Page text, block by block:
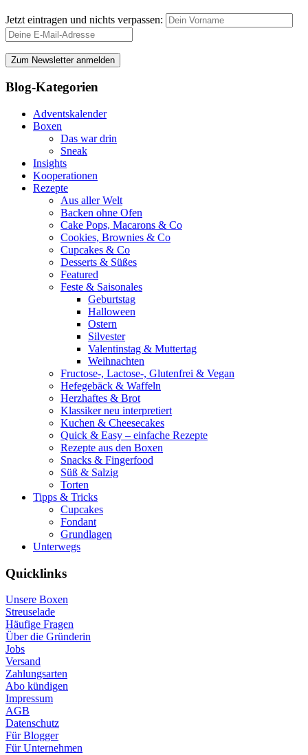
Jetzt eintragen und nichts verpassen:
Blog-Kategorien
Adventskalender
Boxen
Das war drin
Sneak
Insights
Kooperationen
Rezepte
Aus aller Welt
Backen ohne Ofen
Cake Pops, Macarons & Co
Cookies, Brownies & Co
Cupcakes & Co
Desserts & Süßes
Featured
Feste & Saisonales
Geburtstag
Halloween
Ostern
Silvester
Valentinstag & Muttertag
Weihnachten
Fructose-, Lactose-, Glutenfrei & Vegan
Hefegebäck & Waffeln
Herzhaftes & Brot
Klassiker neu interpretiert
Kuchen & Cheesecakes
Quick & Easy – einfache Rezepte
Rezepte aus den Boxen
Snacks & Fingerfood
Süß & Salzig
Torten
Tipps & Tricks
Cupcakes
Fondant
Grundlagen
Unterwegs
Quicklinks
Unsere Boxen
Streuselade
Häufige Fragen
Über die Gründerin
Jobs
Versand
Zahlungsarten
Abo kündigen
Impressum
AGB
Datenschutz
Für Blogger
Für Unternehmen